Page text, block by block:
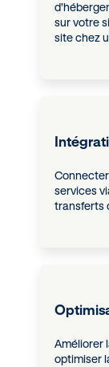
sur votre
site chez
services
transferts
Améliorer
optimiser